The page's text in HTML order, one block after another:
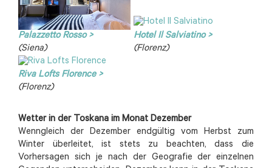
Palazzetto Rosso >
(Siena)
Hotel Il Salviatino >
(Florenz)
Riva Lofts Florence >
(Florenz)
Wetter in der Toskana im Monat Dezember
Wenngleich der Dezember endgültig vom Herbst zum
Winter überleitet, ist stets zu beachten, dass die
Vorhersagen sich je nach der Geografie der einzelnen